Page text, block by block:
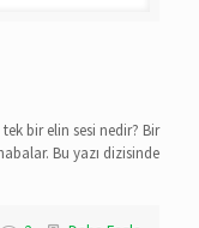
bir elin sesi nedir? Bir
Bu yazı dizisinde